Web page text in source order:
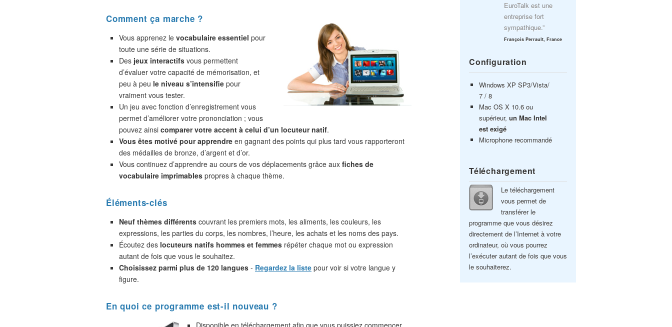
Comment ça marche ?
Vous apprenez le vocabulaire essentiel pour
toute une série de situations.
Des jeux interactifs vous permettent
d’évaluer votre capacité de mémorisation, et
peu à peu le niveau s’intensifie pour
vraiment vous tester.
Un jeu avec fonction d’enregistrement vous
permet d’améliorer votre prononciation ; vous
pouvez ainsi comparer votre accent à celui d’un locuteur natif.
Vous êtes motivé pour apprendre en gagnant des points qui plus tard vous rapporteront
des médailles de bronze, d’argent et d’or.
Vous continuez d’apprendre au cours de vos déplacements grâce aux fiches de
vocabulaire imprimables propres à chaque thème.
Éléments-clés
Neuf thèmes différents couvrant les premiers mots, les aliments, les couleurs, les
expressions, les parties du corps, les nombres, l’heure, les achats et les noms des pays.
Écoutez des locuteurs natifs hommes et femmes répéter chaque mot ou expression
autant de fois que vous le souhaitez.
Choisissez parmi plus de 120 langues - Regardez la liste pour voir si votre langue y
figure.
En quoi ce programme est-il nouveau ?
Disponible en téléchargement afin que vous puissiez commencer
EuroTalk est une
entreprise fort
sympathique.”
François Perrault, France
Configuration
Windows XP SP3/Vista/
7 / 8
Mac OS X 10.6 ou
supérieur, un Mac Intel
est exigé
Microphone recommandé
Téléchargement
Le téléchargement
vous permet de
transférer le
programme que vous désirez
directement de l’Internet à votre
ordinateur, où vous pourrez
l’exécuter autant de fois que vous
le souhaiterez.